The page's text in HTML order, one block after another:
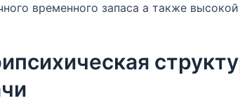
временного запаса а также